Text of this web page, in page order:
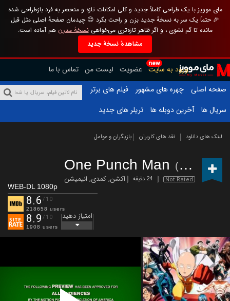
مای موویز با یک طراحی کاملاً جدید و کلی امکانات تازه و منحصر به فرد بازطراحی شده
🎉 حتماً یک سر به نسخهٔ جدید بزن و راحت بگرد 😊 چیدمان صفحهٔ اصلی مثل قبل
مانده تا گم نشوی ، و اگر ظاهر تازه‌تری می‌خواهینسخهٔ مدرن هم آماده است.
مشاهدهٔ نسخهٔ جدید
new
ورود به سایت عضویت لیست من تماس با ما
صفحه اصلی
چهره های مشهور
فیلم های برتر
سریال ها
آخرین دوبله ها تریلر های جدید
لینک های دانلود نقد های کاربران بازیگران و عوامل
One Punch Man (2015 – )
Not Rated 24 دقیقه اکشن,کمدی, انیمیشن
WEB-DL 1080p
8.6 /10
218658 users
8.9 /10
1908 users
امتیاز دهید